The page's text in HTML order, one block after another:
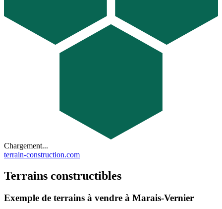
Chargement...
terrain-construction.com
Terrains constructibles
Exemple de terrains à vendre à Marais-Vernier